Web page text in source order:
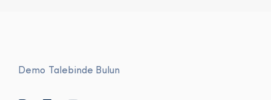
Demo Talebinde Bulun